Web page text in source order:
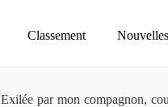
Classement Nouvelles
Exilée par mon compagnon,